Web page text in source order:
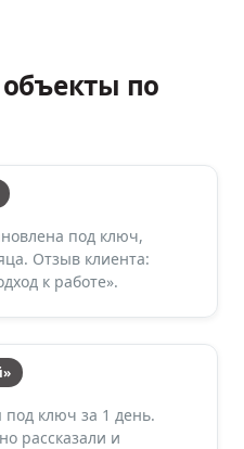
по
под ключ,
Отзыв клиента:
к работе».
ключ за 1 день.
рассказали и